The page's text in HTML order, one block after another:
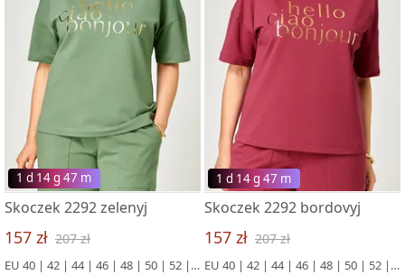
1 d 14 g 47 m
Skoczek 2292 zelenyj
157 zł 207 zł
EU 40 | 42 | 44 | 46 | 48 | 50 | 52 | 54 | 56
1 d 14 g 47 m
Skoczek 2292 bordovyj
157 zł 207 zł
EU 40 | 42 | 44 | 46 | 48 | 50 | 52 | 54 | 56